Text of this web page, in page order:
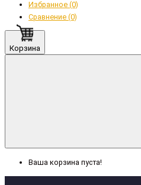
Избранное (0)
Сравнение (0)
Корзина
Ваша корзина пуста!